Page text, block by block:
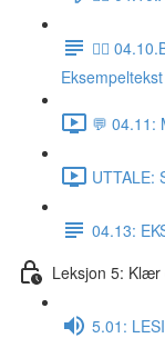
✍🏼
Eksempeltekst
💬 04.11:
UTTALE:
04.13:
Leksjon 5: Klær
5.01: